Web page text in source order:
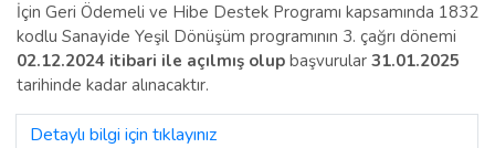
İçin Geri Ödemeli ve Hibe Destek Programı kapsamında 1832
kodlu Sanayide Yeşil Dönüşüm programının 3. çağrı dönemi
02.12.2024 itibari ile açılmış olup başvurular 31.01.2025
tarihinde kadar alınacaktır.
Detaylı bilgi için tıklayınız